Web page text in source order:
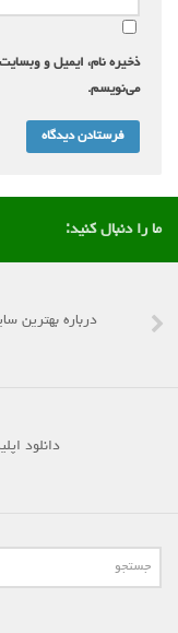
ذخیره نام، ایمیل و
می‌نویسم.
ما را دنبال کنید:
درباره بهترین
دانلود